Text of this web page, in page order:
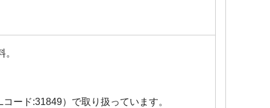
ード:31849）で取り扱っています。